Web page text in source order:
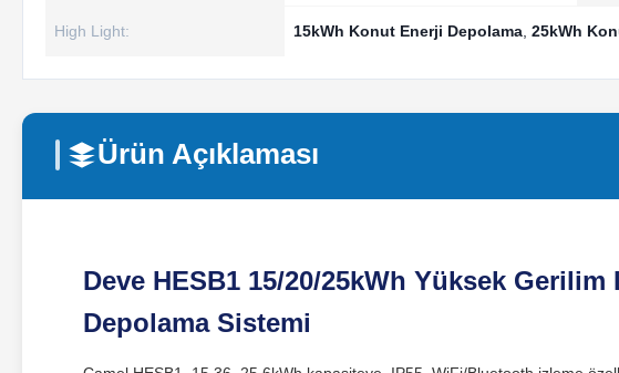
High Light: 15kWh Konut Enerji Depolama 25kWh
Ürün Açıklaması
Deve HESB1 15/20/25kWh Yüksek
Depolama Sistemi